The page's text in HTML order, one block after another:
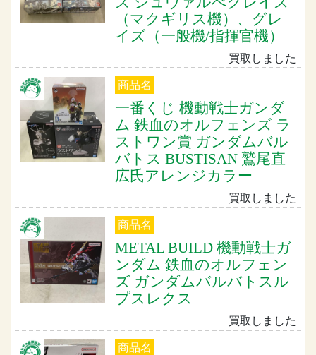
（マクギリス機）、グレ
イズ（一般機/指揮官機）
買取しました
商品名
一番くじ 機動戦士ガンダ
ム 鉄血のオルフェンズ ラ
ストワン賞 ガンダムバル
バトス BUSTISAN 鷲尾直
広氏アレンジカラー
買取しました
商品名
METAL BUILD 機動戦士ガ
ンダム 鉄血のオルフェン
ズ ガンダムバルバトスル
プスレクス
買取しました
商品名